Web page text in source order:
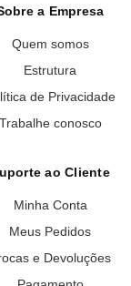
a Empresa
Quem somos
Estrutura
de Privacidade
Trabalhe conosco
ao Cliente
Minha Conta
Meus Pedidos
e Devoluções